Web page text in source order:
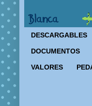
DESCARGABLES
DOCUMENTOS
VALORES